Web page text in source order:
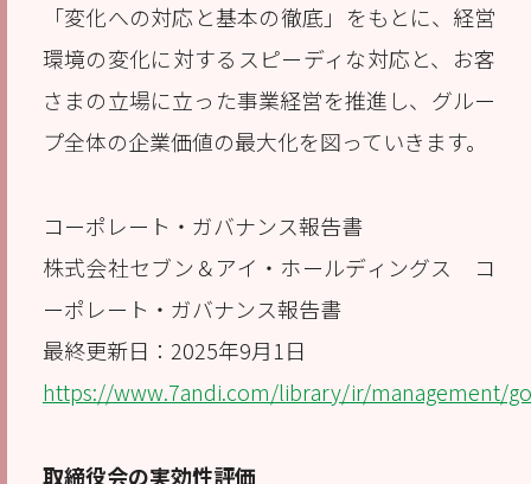
「変化への対応と基本の徹底」をもとに、経営
環境の変化に対するスピーディな対応と、お客
さまの立場に立った事業経営を推進し、グルー
プ全体の企業価値の最大化を図っていきます。
コーポレート・ガバナンス報告書
株式会社セブン＆アイ・ホールディングス コ
ーポレート・ガバナンス報告書
最終更新日：2025年9月1日
https://www.7andi.com/library/ir/management/
取締役会の実効性評価